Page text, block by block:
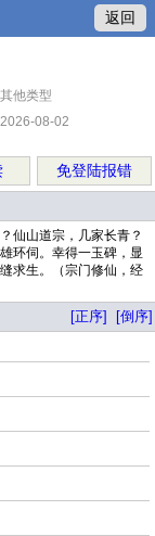
返回
他类型
08-02
免登陆报错
仙山道宗，几家长青？
环伺。幸得一玉碑，显
求生。（宗门修仙，经
[正序] [倒序]